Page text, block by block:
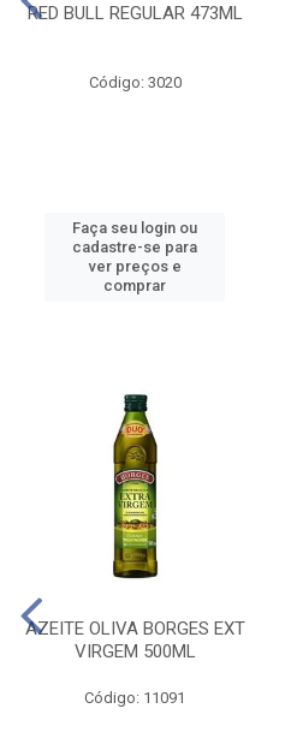
RED BULL REGULAR 473ML
Código: 3020
Faça seu login ou
cadastre-se para
ver preços e
comprar
AZEITE OLIVA BORGES EXT
VIRGEM 500ML
Código: 11091